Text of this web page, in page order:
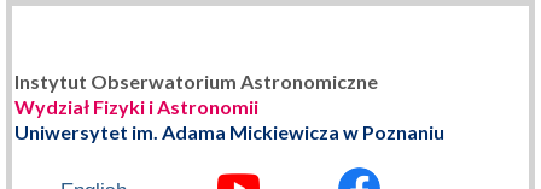
Instytut Obserwatorium Astronomiczne
Wydział Fizyki i Astronomii
Uniwersytet im. Adama Mickiewicza w Poznaniu